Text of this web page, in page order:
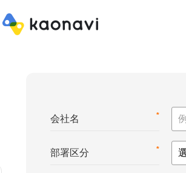
*
会社名
*
部署区分